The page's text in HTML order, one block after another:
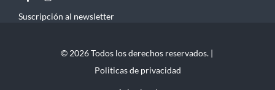
Suscripción al newsletter
© 2026 Todos los derechos reservados. |
Politicas de privacidad